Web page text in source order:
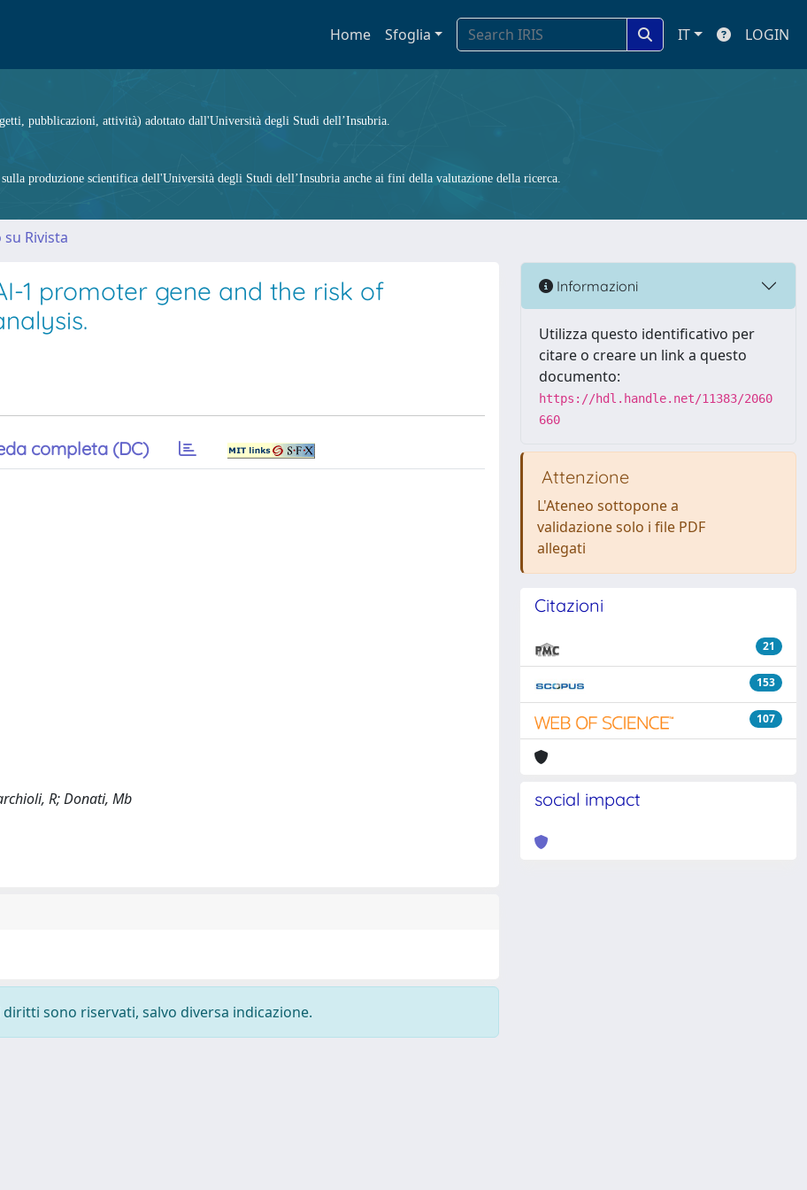
Home Sfoglia IT LOGIN
pubblicazioni, attività) adottato dall'Università degli Studi dell’Insubria.
produzione scientifica dell'Università degli Studi dell’Insubria anche ai fini della valutazione della ricerca.
Rivista
1 promoter gene and the risk of
completa (DC)
R; Donati, Mb
sono riservati, salvo diversa indicazione.
Informazioni
Utilizza questo identificativo per
citare o creare un link a questo
documento:
https://hdl.handle.net/11383/2060
660
Attenzione
L'Ateneo sottopone a
validazione solo i file PDF
allegati
Citazioni
21
153
107
social impact